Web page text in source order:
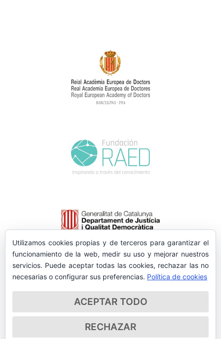
Utilizamos cookies propias y de terceros para garantizar el
funcionamiento de la web, medir su uso y mejorar nuestros
servicios. Puede aceptar todas las cookies, rechazar las no
necesarias o configurar sus preferencias. Política de cookies
ACEPTAR TODO
RECHAZAR